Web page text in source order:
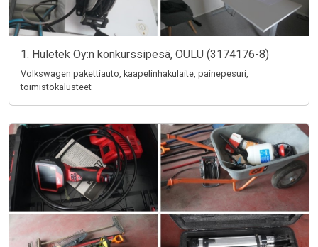
1. Huletek Oy:n konkurssipesä, OULU (3174176-8)
Volkswagen pakettiauto, kaapelinhakulaite, painepesuri,
toimistokalusteet